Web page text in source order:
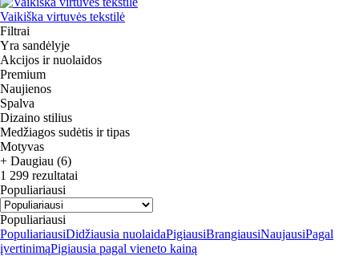
Vaikiška virtuvės tekstilė
Filtrai
Yra sandėlyje
Akcijos ir nuolaidos
Premium
Naujienos
Spalva
Dizaino stilius
Medžiagos sudėtis ir tipas
Motyvas
+ Daugiau (6)
1 299 rezultatai
Populiariausi
Populiariausi
PopuliariausiDidžiausia nuolaidaPigiausiBrangiausiNaujausiPagal
įvertinimąPigiausia pagal vieneto kainą